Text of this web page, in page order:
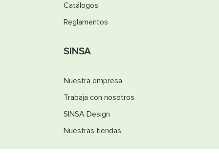
Catálogos
Reglamentos
SINSA
Nuestra empresa
Trabaja con nosotros
SINSA Design
Nuestras tiendas